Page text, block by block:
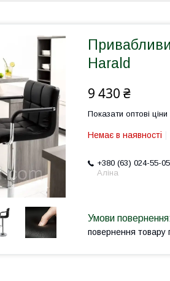
Harald
9 430 ₴
Показати оптові ціни
Немає в наявності
+380 (63) 024-55-05
Аліна
повернення товару